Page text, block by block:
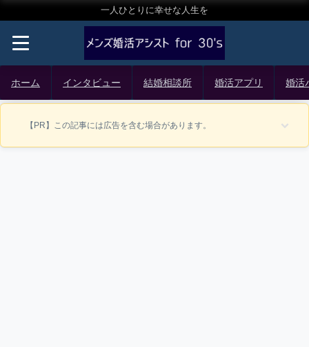
一人ひとりに幸せな人生を
ホーム インタビュー 結婚相談所 婚活アプリ 婚活
【PR】この記事には広告を含む場合があります。